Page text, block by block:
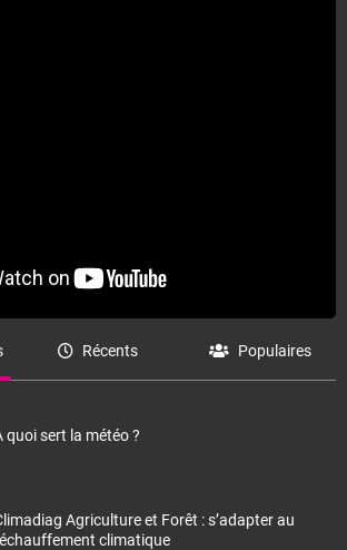
Récents Populaires
quoi sert la météo ?
Agriculture et Forêt : s’adapter au
climatique